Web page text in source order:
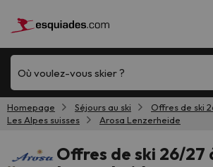
Où voulez-vous skier ?
Homepage Séjours au ski
Offres de ski
Les Alpes suisses
Arosa Lenzerheide
Offres de ski 26/27